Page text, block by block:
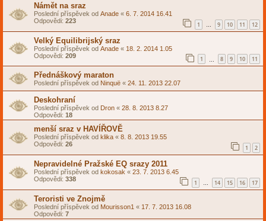
Námět na sraz
Poslední příspěvek od Anade « 6. 7. 2014 16.41
Odpovědi: 223 1 … 9 10 11 12
Velký Equilibrijský sraz
Poslední příspěvek od Anade « 18. 2. 2014 1.05
Odpovědi: 209 1 8 9 10 11
Přednáškový maraton
Poslední příspěvek od Ninquë « 24. 11. 2013 22.07
Deskohraní
Poslední příspěvek od Dron « 28. 8. 2013 8.27
Odpovědi: 18
menší sraz v HAVÍŘOVĚ
Poslední příspěvek od klika « 8. 8. 2013 19.55
Odpovědi: 26 1 2
Nepravidelné Pražské EQ srazy 2011
Poslední příspěvek od kokosak « 23. 7. 2013 6.45
Odpovědi: 338 1 … 14 15 16 17
Teroristi ve Znojmě
Poslední příspěvek od Mourisson1 « 17. 7. 2013 16.08
Odpovědi: 7